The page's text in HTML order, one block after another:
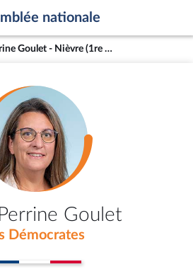
nationale
Mme Perrine Goulet - Nièvre (1re circonscription)
Goulet
Démocrates